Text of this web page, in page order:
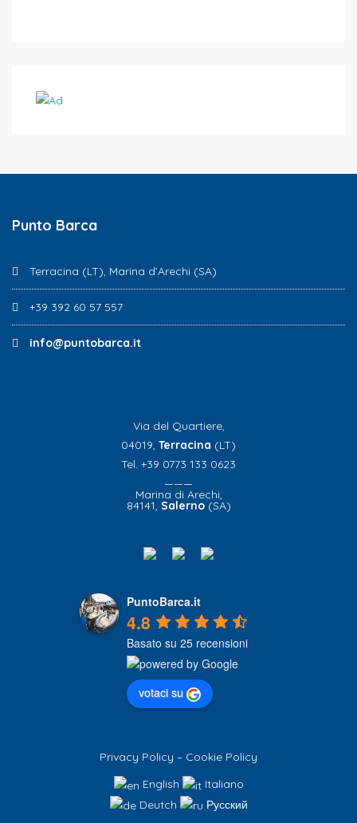
Punto Barca
Terracina (LT), Marina d’Arechi (SA)
+39 392 60 57 557
info@puntobarca.it
Via del Quartiere,
04019, Terracina (LT)
Tel. +39 0773 133 0623
———
Marina di Arechi,
84141, Salerno(SA)
PuntoBarca.it
4.8
Basato su 25 recensioni
votaci su
Privacy Policy – Cookie Policy
English
Italiano
Deutch
Русский